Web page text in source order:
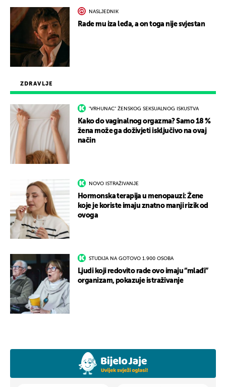
ZDRAVLJE
"VRHUNAC" ŽENSKOG SEKSUALNOG ISKUSTVA
Kako do vaginalnog orgazma? Samo 18 %
žena može ga doživjeti isključivo na ovaj
način
NOVO ISTRAŽIVANJE
Hormonska terapija u menopauzi: Žene
koje je koriste imaju znatno manji rizik od
ovoga
STUDIJA NA GOTOVO 1.900 OSOBA
Ljudi koji redovito rade ovo imaju “mlađi”
organizam, pokazuje istraživanje
NASLJEDNIK
Rade mu iza leđa, a on toga nije svjestan